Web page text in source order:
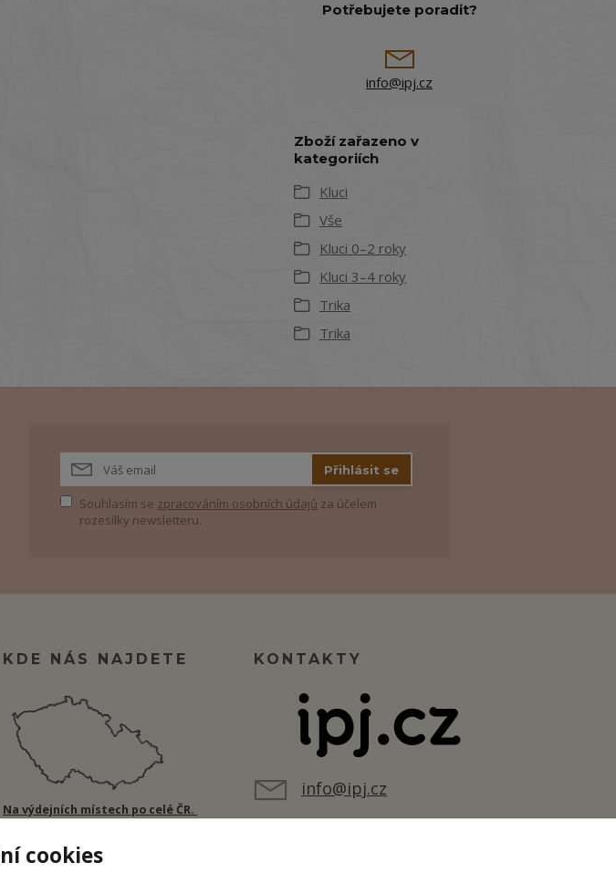
Potřebujete poradit?
info@ipj.cz
Zboží zařazeno v
kategoriích
Kluci
Vše
Kluci 0–2 roky
Kluci 3–4 roky
Trika
Trika
Přihlásit se
Souhlasím se zpracováním osobních údajů za účelem
rozesílky newsletteru.
KDE NÁS NAJDETE
Na výdejních místech po celé ČR.
KONTAKTY
info@ipj.cz
cookies